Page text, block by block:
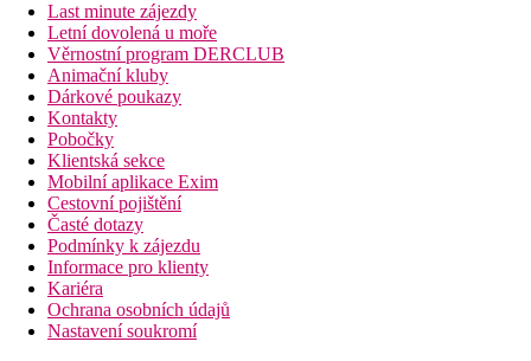
Last minute zájezdy
Letní dovolená u moře
Věrnostní program DERCLUB
Animační kluby
Dárkové poukazy
Kontakty
Pobočky
Klientská sekce
Mobilní aplikace Exim
Cestovní pojištění
Časté dotazy
Podmínky k zájezdu
Informace pro klienty
Kariéra
Ochrana osobních údajů
Nastavení soukromí